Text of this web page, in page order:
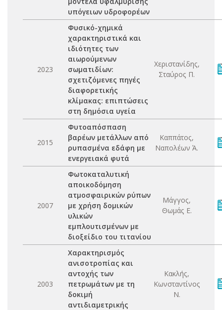
υπόγειων υδροφορέων
2023
Φυσικό-χημικά
χαρακτηριστικά και
ιδιότητες των
αιωρούμενων
σωματιδίων:
σχετιζόμενες πηγές
διαφορετικής
κλίμακας: επιπτώσεις
στη δημόσια υγεία
Χεριστανίδης,
Σταύρος Π.
2015
Φυτοαπόσπαση
βαρέων μετάλλων από
ρυπασμένα εδάφη με
ενεργειακά φυτά
Καππάτος,
Ναπολέων Ά.
2007
Φωτοκαταλυτική
αποικοδόμηση
ατμοσφαιρικών ρύπων
με χρήση δομικών
υλικών
εμπλουτισμένων με
διοξείδιο του τιτανίου
Μάγγος,
Θωμάς Ε.
2003
Χαρακτηρισμός
ανισοτροπίας και
αντοχής των
πετρωμάτων με τη
δοκιμή
αντιδιαμετρικής
Κακλής,
Κωνσταντίνος
Ν.